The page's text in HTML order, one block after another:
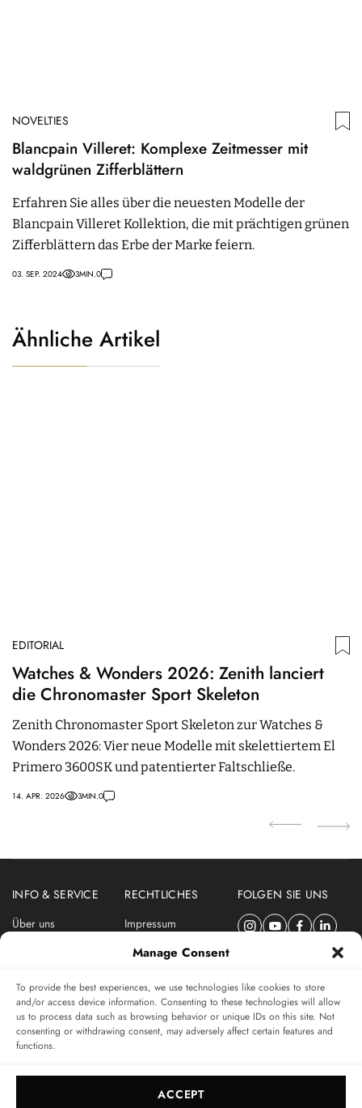
Manage Consent
To provide the best experiences, we use technologies like cookies to store
and/or access device information. Consenting to these technologies will allow
us to process data such as browsing behavior or unique IDs on this site. Not
consenting or withdrawing consent, may adversely affect certain features and
functions.
ACCEPT
NOVELTIES
Blancpain Villeret: Komplexe Zeitmesser mit
waldgrünen Zifferblättern
Erfahren Sie alles über die neuesten Modelle der
Blancpain Villeret Kollektion, die mit prächtigen grünen
Zifferblättern das Erbe der Marke feiern.
03. SEP. 2024 3MIN.0
Ähnliche Artikel
EDITORIAL
Watches & Wonders 2026: Zenith lanciert
die Chronomaster Sport Skeleton
Zenith Chronomaster Sport Skeleton zur Watches &
Wonders 2026: Vier neue Modelle mit skelettiertem El
Primero 3600SK und patentierter Faltschließe.
14. APR. 2026 3MIN.0
INFO & SERVICE
Über uns
RECHTLICHES
Impressum
Datenschutzerklärung
FOLGEN SIE UNS
ABONNIEREN SIE DEN SWISSWATCHES NEWSLETTER
Das unabhängige Magazin für Uhren-Connaisseurs
SUBSCRIBE